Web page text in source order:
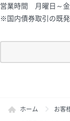
営業時間 月曜日～金
※国内債券取引の既発
ホーム お客